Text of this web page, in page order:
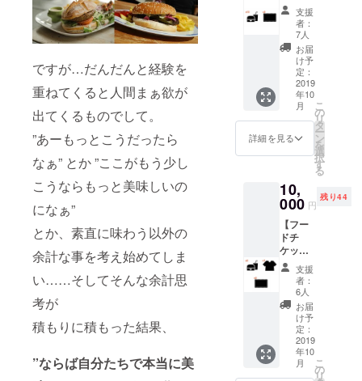
ですが…だんだんと経験を
重ねてくると人間まぁ欲が
出てくるものでして。
”あーもっとこうだったら
なぁ” とか ”ここがもう少し
こうならもっと美味しいの
になぁ”
とか、素直に味わう以外の
余計な事を考え始めてしま
い……そしてそんな余計思
考が
積もりに積もった結果、
”ならば自分たちで本当に美
ている
時であ
ればい
つでも
ご利用
可能で
す。 ご
自身で
すべて
お使い
になっ
友達や
ご夫婦
複数人
でお使
いいた
だいて
も結構
です。
チケッ
トに有
効期限
はあり
ませ
ん。
BONNI
E&FRIE
Dまでお
越しい
ただけ
ない方
向けの
プラン
です。
BONNI
E&FRIE
Dオリジ
ナルのT
を1枚差
し上げ
ます。
ジャス
トサイ
ズでも
オー
バーサ
イズで
も、ど
ちらの
デザイ
ンもと
ても合
わせや
12枚】
【ドリ
ンクチ
ケット
12枚】
【BON
NIE&FR
IEDス
テッ
カー3
枚】
BONNI
E&FRIE
Dで使え
るフー
ドチ
ケット
とドリ
ンクチ
ケット
を各12
枚差し
上げま
す。 ど
のフー
ド、ど
のドリ
ンクで
もお使
支援
者：
7人
お届
け予
定：
2019
年10
月
詳細を見る
こ
の
リ
タ
ー
ン
を
選
択
す
る
10,
000 円
残り44
【フー
ドチ
ケット5
枚】
【ドリ
ンクチ
ケット5
枚】
【BON
NIE&FR
IED T
シャツ1
支援
者：
6人
お届
け予
定：
2019
年10
月
こ
の
リ